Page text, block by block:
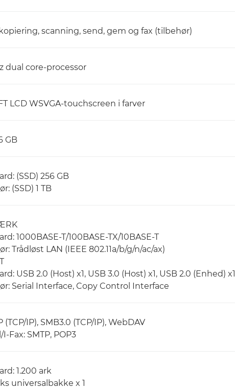
scanning, send, gem og fax (tilbehør)
dual core-processor
LCD WSVGA-touchscreen i farver
GB
(SSD) 256 GB
(SSD) 1 TB
1000BASE-T/100BASE-TX/10BASE-T
Trådløst LAN (IEEE 802.11a/b/g/n/ac/ax)
USB 2.0 (Host) x1, USB 3.0 (Host) x1, USB 2.0 (Enhed) x1
Serial Interface, Copy Control Interface
(TCP/IP), SMB3.0 (TCP/IP), WebDAV
Fax: SMTP, POP3
1.200 ark
universalbakke x 1